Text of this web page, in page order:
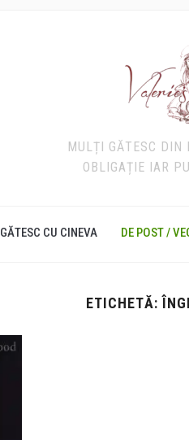
MULȚI GĂTESC DIN
OBLIGAȚIE IAR
GĂTESC CU CINEVA DE POST /
ETICHETĂ: